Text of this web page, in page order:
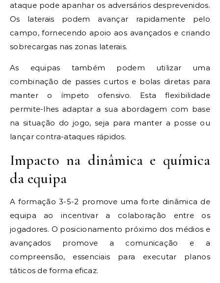
ataque pode apanhar os adversários desprevenidos.
Os laterais podem avançar rapidamente pelo
campo, fornecendo apoio aos avançados e criando
sobrecargas nas zonas laterais.
As equipas também podem utilizar uma
combinação de passes curtos e bolas diretas para
manter o ímpeto ofensivo. Esta flexibilidade
permite-lhes adaptar a sua abordagem com base
na situação do jogo, seja para manter a posse ou
lançar contra-ataques rápidos.
Impacto na dinâmica e química
da equipa
A formação 3-5-2 promove uma forte dinâmica de
equipa ao incentivar a colaboração entre os
jogadores. O posicionamento próximo dos médios e
avançados promove a comunicação e a
compreensão, essenciais para executar planos
táticos de forma eficaz.